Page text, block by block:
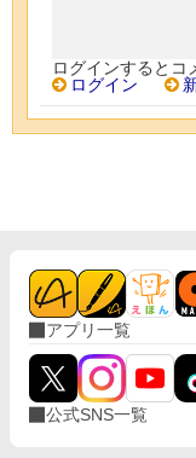
ログインするとコ
ログイン
アプリ一覧
公式SNS一覧